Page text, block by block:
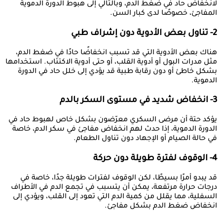
لانخفاض حاد في ضغط الدم، وبالتالي إلى هبوط الدورة الدموية
المفاجئ، خصوصًا لدى كبار السن.
2- تناول بعض الأدوية دون إشراف طبي
هناك بعض الأدوية التي قد تسبب انخفاضًا حادًا في ضغط الدم،
مثل مدرات البول أو أدوية القلب، أو حتى أدوية الاكتئاب. استخدامها
بشكل خاطئ أو دون رقابة طبية قد يؤدي إلى خلل حاد في الدورة
الدموية.
3- انخفاض شديد في مستوى السكر بالدم
يؤكد حتة أن مرضى السكري معرّضون بشكل خاص لهبوط حاد في
الدورة الدموية، إذا حدث لهم انخفاض مفاجئ في سكر الدم، خاصة
في حالة الصيام أو الإجهاد دون تناول الطعام.
4- الوقوف لفترة طويلة دون حركة
قد يبدو أمرًا بسيطًا، لكن الوقوف لفترات طويلة جدًا، خاصة في
درجات حرارة مرتفعة، يمكن أن يتسبب في تجمع الدم في الأطراف
السفلية، مما يقلل من كمية الدم التي تعود إلى القلب، ويؤدي إلى
انخفاض ضغط الدم بشكل مفاجئ.